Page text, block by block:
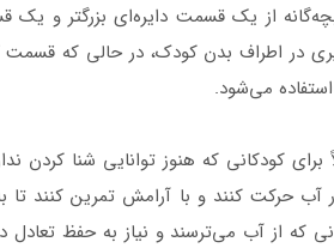
بچه‌گانه از یک قسمت دایره‌ای بزرگتر و
در اطراف بدن کودک، در حالی که
می‌شود.
برای کودکانی که هنوز توانایی شنا کردن
آب حرکت کنند و با آرامش تمرین کنند تا
که از آب می‌ترسند و نیاز به حفظ تعادل